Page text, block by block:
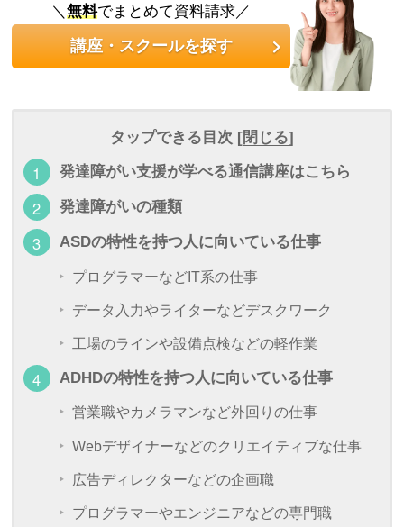
＼無料でまとめて資料請求／
講座・スクールを探す
タップできる目次 [閉じる]
発達障がい支援が学べる通信講座はこちら
発達障がいの種類
ASDの特性を持つ人に向いている仕事
プログラマーなどIT系の仕事
データ入力やライターなどデスクワーク
工場のラインや設備点検などの軽作業
ADHDの特性を持つ人に向いている仕事
営業職やカメラマンなど外回りの仕事
Webデザイナーなどのクリエイティブな仕事
広告ディレクターなどの企画職
プログラマーやエンジニアなどの専門職